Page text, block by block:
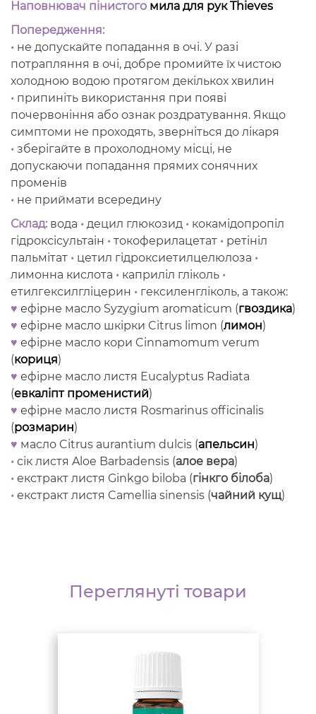
Наповнювач пінистого мила для рук Thieves
Попередження:
• не допускайте попадання в очі. У разі
потрапляння в очі, добре промийте їх чистою
холодною водою протягом декількох хвилин
• припиніть використання при появі
почервоніння або ознак роздратування. Якщо
симптоми не проходять, зверніться до лікаря
• зберігайте в прохолодному місці, не
допускаючи попадання прямих сонячних
променів
• не приймати всередину
Склад: вода • децил глюкозид • кокамідопропіл
гідроксісультаін • токоферилацетат • ретініл
пальмітат • цетил гідроксиетилцелюлоза •
лимонна кислота • каприліл гліколь •
етилгексилгліцерин • гексиленгліколь, а також:
♥ ефірне масло Syzygium aromaticum (гвоздика)
♥ ефірне масло шкірки Citrus limon (лимон)
♥ ефірне масло кори Cinnamomum verum
(кориця)
♥ ефірне масло листя Eucalyptus Radiata
(евкаліпт променистий)
♥ ефірне масло листя Rosmarinus officinalis
(розмарин)
♥ масло Citrus aurantium dulcis (апельсин)
• сік листя Aloe Barbadensis (алое вера)
• екстракт листя Ginkgo biloba (гінкго білоба)
• екстракт листя Camellia sinensis (чайний кущ)
Переглянуті товари